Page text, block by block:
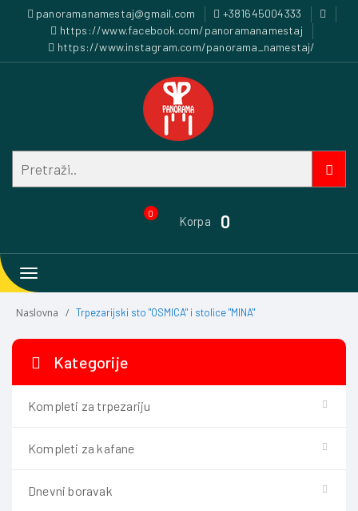
panoramanamestaj@gmail.com
+381645004333
https://www.facebook.com/panoramanamestaj
https://www.instagram.com/panorama_namestaj/
0
Korpa 0
Toggle
navigation
Naslovna Trpezarijski sto "OSMICA" i stolice "MINA"
Kategorije
Kompleti za trpezariju
Kompleti za kafane
Dnevni boravak